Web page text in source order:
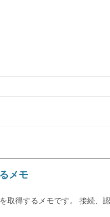
メモ
取得するメモです。 接続、